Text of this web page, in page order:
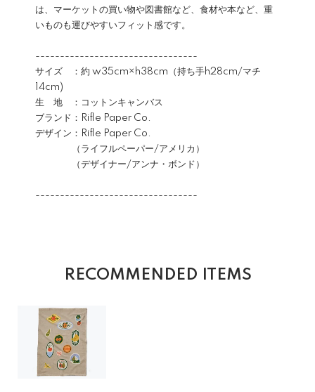
は、マーケットの買い物や図書館など、食材や本など、重
いものも運びやすいフィット感です。
---------------------------------
サイズ ：約 w35cm×h38cm（持ち手h28cm/マチ
14cm)
生 地 ：コットンキャンバス
ブランド：Rifle Paper Co.
デザイン：Rifle Paper Co.
（ライフルペーパー/アメリカ）
（デザイナー/アンナ・ボンド）
---------------------------------
RECOMMENDED ITEMS